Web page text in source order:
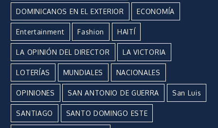
DOMINICANOS EN EL EXTERIOR ECONOMÍA
Entertainment Fashion HAITÍ
LA OPINIÓN DEL DIRECTOR LA VICTORIA
LOTERÍAS MUNDIALES NACIONALES
OPINIONES SAN ANTONIO DE GUERRA San Luis
SANTIAGO SANTO DOMINGO ESTE